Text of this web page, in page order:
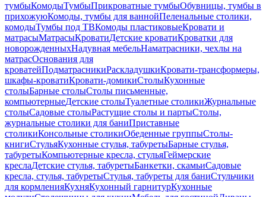
тумбыКомодыТумбыПрикроватные тумбыОбувницы, тумбы в
прихожуюКомоды, тумбы для ваннойПеленальные столики,
комодыТумбы под ТВКомоды пластиковыеКровати и
матрасыМатрасыКроватиДетские кроватиКроватки для
новорожденныхНадувная мебельНаматрасники, чехлы на
матрасОснования для
кроватейПодматрасникиРаскладушкиКровати-трансформеры,
шкафы-кроватиКровати-домикиСтолыКухонные
столыБарные столыСтолы письменные,
компьютерныеДетские столыТуалетные столикиЖурнальные
столыСадовые столыРастущие столы и партыСтолы,
журнальные столики для баниПриставные
столикиКонсольные столикиОбеденные группыСтолы-
книгиСтульяКухонные стулья, табуретыБарные стулья,
табуретыКомпьютерные кресла, стульяГеймерские
креслаДетские стулья, табуретыБанкетки, скамьиСадовые
кресла, стулья, табуретыСтулья, табуреты для баниСтульчики
для кормленияКухняКухонный гарнитурКухонные